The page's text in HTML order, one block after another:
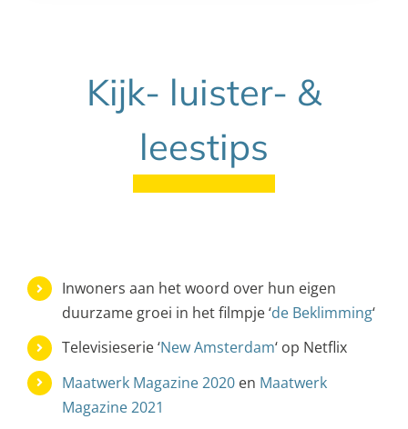
Kijk- luister- &
leestips
Inwoners aan het woord over hun eigen
duurzame groei in het filmpje ‘de Beklimming‘
Televisieserie ‘New Amsterdam‘ op Netflix
Maatwerk Magazine 2020 en Maatwerk
Magazine 2021